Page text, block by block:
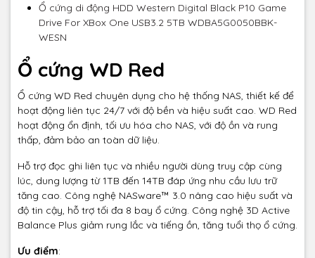
Ổ cứng di động HDD Western Digital Black P10 Game
Drive For XBox One USB3.2 5TB WDBA5G0050BBK-
WESN
Ổ cứng WD Red
Ổ cứng WD Red chuyên dụng cho hệ thống NAS, thiết kế để
hoạt động liên tục 24/7 với độ bền và hiệu suất cao. WD Red
hoạt động ổn định, tối ưu hóa cho NAS, với độ ồn và rung
thấp, đảm bảo an toàn dữ liệu.
Hỗ trợ đọc ghi liên tục và nhiều người dùng truy cập cùng
lúc, dung lượng từ 1TB đến 14TB đáp ứng nhu cầu lưu trữ
tăng cao. Công nghệ NASware™ 3.0 nâng cao hiệu suất và
độ tin cậy, hỗ trợ tối đa 8 bay ổ cứng. Công nghệ 3D Active
Balance Plus giảm rung lắc và tiếng ồn, tăng tuổi thọ ổ cứng.
Ưu điểm: